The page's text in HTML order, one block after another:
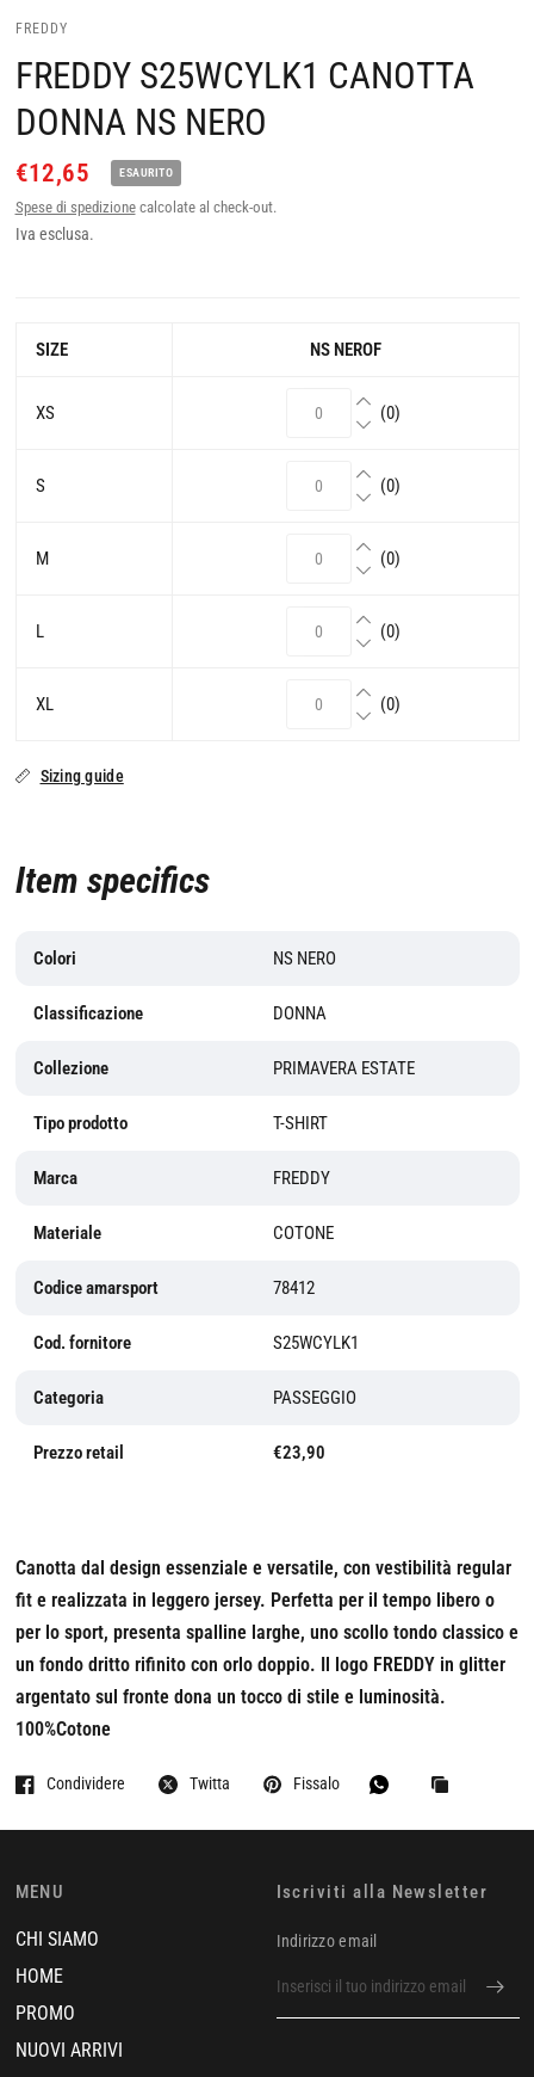
FREDDY
FREDDY S25WCYLK1 CANOTTA
DONNA NS NERO
€12,65 ESAURITO
Spese di spedizionecalcolate al check-out.
Iva esclusa.
SIZE NS NEROF
XS (0)
S (0)
M (0)
L (0)
XL (0)
Sizing guide
Item specifics
Colori NS NERO
Classificazione DONNA
Collezione PRIMAVERA ESTATE
Tipo prodotto T-SHIRT
Marca FREDDY
Materiale COTONE
Codice amarsport 78412
Cod. fornitore S25WCYLK1
Categoria PASSEGGIO
Prezzo retail €23,90
Canotta dal design essenziale e versatile, con vestibilità regular
fit e realizzata in leggero jersey. Perfetta per il tempo libero o
per lo sport, presenta spalline larghe, uno scollo tondo classico e
un fondo dritto rifinito con orlo doppio. Il logo FREDDY in glitter
argentato sul fronte dona un tocco di stile e luminosità.
100%Cotone
Condividere Twitta Fissalo
MENU
CHI SIAMO
HOME
PROMO
NUOVI ARRIVI
Iscriviti alla Newsletter
Indirizzo email